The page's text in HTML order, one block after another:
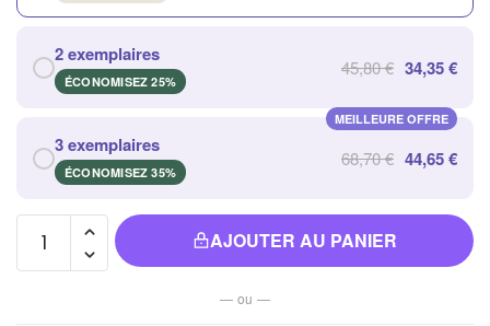
2 exemplaires
ÉCONOMISEZ 25%
45,80 € 34,35 €
MEILLEURE OFFRE
3 exemplaires
ÉCONOMISEZ 35%
68,70 € 44,65 €
AJOUTER AU PANIER
— ou —